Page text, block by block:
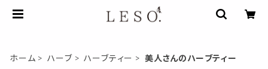
ホーム ハーブ ハーブティー 美人さんのハーブティー